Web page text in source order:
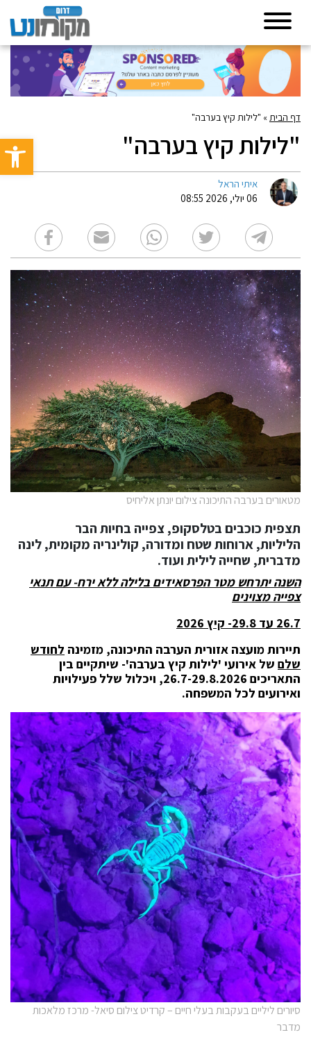
פתח
דף הבית» "לילות קיץ בערבה"
"לילות קיץ בערבה"
איתי הראל
06 יולי, 2026 08:55
מטאורים בערבה התיכונה צילום יונתן אליחיס
תצפית כוכבים בטלסקופ, צפייה בחיות הבר
הליליות, ארוחות שטח ומדורה, קולינריה מקומית, לינה
מדברית, שחייה לילית ועוד.
השנה יתרחש מטר הפרסאידים בלילה ללא ירח- עם תנאי
צפייה מצוינים
26.7 עד 29.8- קיץ 2026
תיירות מועצה אזורית הערבה התיכונה, מזמינה לחודש
שלםשל אירועי 'לילות קיץ בערבה'- שיתקיים בין
התאריכים 26.7-29.8.2026, ויכלול שלל פעילויות
ואירועים לכל המשפחה.
סיורים ליליים בעקבות בעלי חיים – קרדיט צילום סיאל- מרכז מלאכות
מדבר